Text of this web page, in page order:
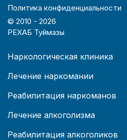
Политика конфиденциальности
© 2010 - 2026
РЕХАБ Туймазы
Наркологическая клиника
Лечение наркомании
Реабилитация наркоманов
Лечение алкоголизма
Реабилитация алкоголиков